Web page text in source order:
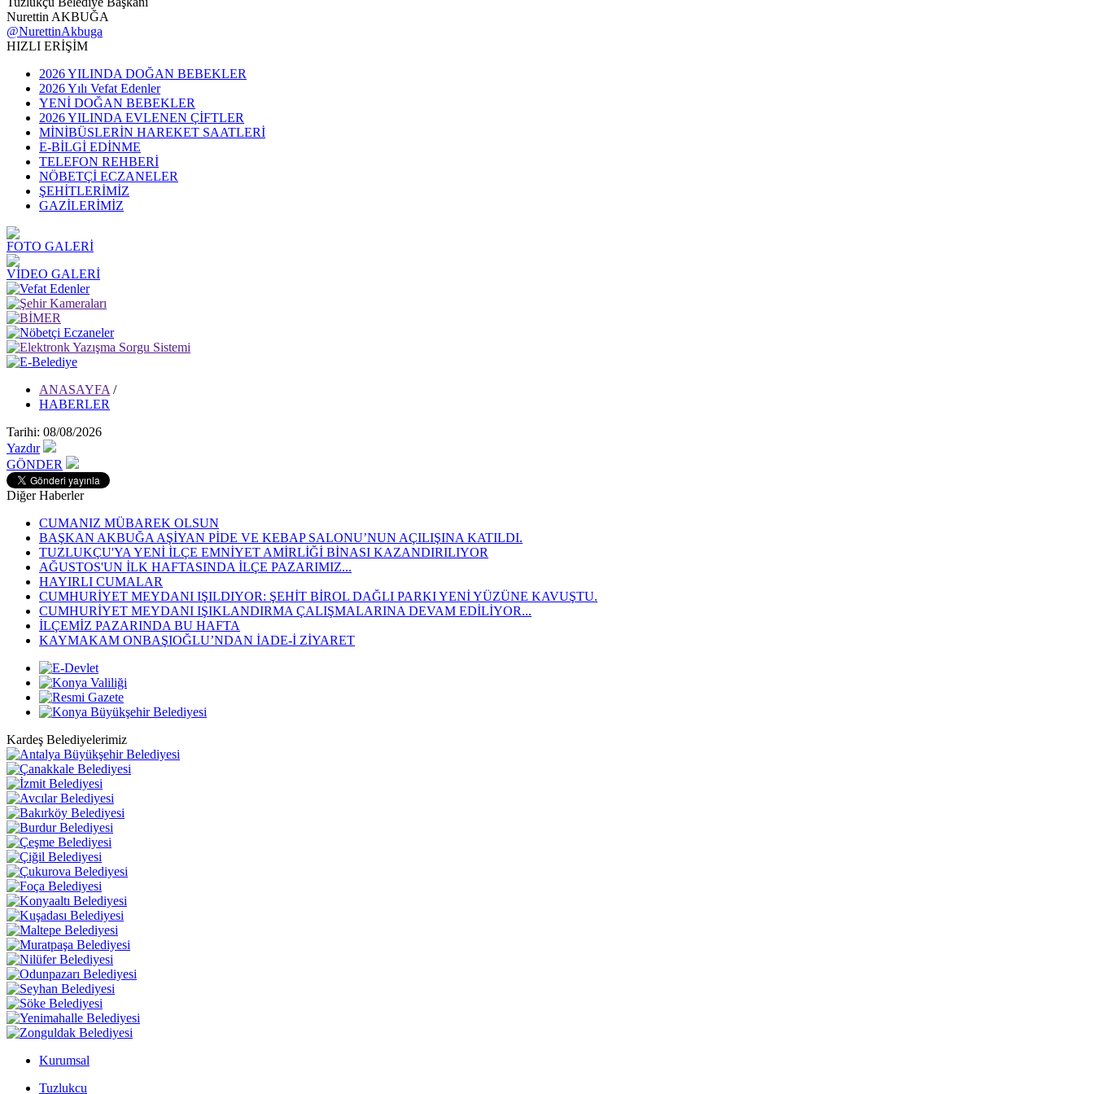
Nurettin AKBUĞA
@NurettinAkbuga
HIZLI ERİŞİM
2026 YILINDA DOĞAN BEBEKLER
2026 Yılı Vefat Edenler
YENİ DOĞAN BEBEKLER
2026 YILINDA EVLENEN ÇİFTLER
MİNİBÜSLERİN HAREKET SAATLERİ
E-BİLGİ EDİNME
TELEFON REHBERİ
NÖBETÇİ ECZANELER
ŞEHİTLERİMİZ
GAZİLERİMİZ
FOTO GALERİ
VİDEO GALERİ
ANASAYFA /
HABERLER
Tarihi: 08/08/2026
Yazdır
GÖNDER
Diğer Haberler
CUMANIZ MÜBAREK OLSUN
BAŞKAN AKBUĞA AŞİYAN PİDE VE KEBAP SALONU’NUN AÇILIŞINA KATILDI.
TUZLUKÇU'YA YENİ İLÇE EMNİYET AMİRLİĞİ BİNASI KAZANDIRILIYOR
AĞUSTOS'UN İLK HAFTASINDA İLÇE PAZARIMIZ...
HAYIRLI CUMALAR
CUMHURİYET MEYDANI IŞILDIYOR: ŞEHİT BİROL DAĞLI PARKI YENİ YÜZÜNE KAVUŞTU.
CUMHURİYET MEYDANI IŞIKLANDIRMA ÇALIŞMALARINA DEVAM EDİLİYOR...
İLÇEMİZ PAZARINDA BU HAFTA
KAYMAKAM ONBAŞIOĞLU’NDAN İADE-İ ZİYARET
Kardeş Belediyelerimiz
Kurumsal
Tuzlukcu